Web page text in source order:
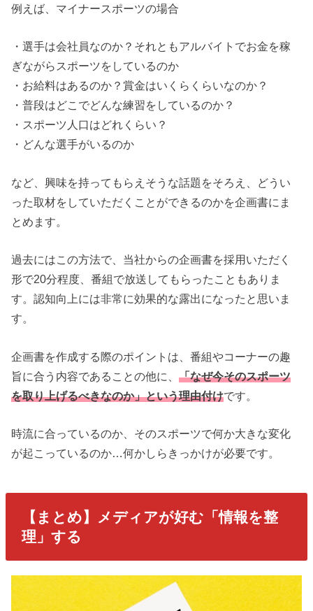
例えば、マイナースポーツの場合
・選手は会社員なのか？それともアルバイトでお金を稼
ぎながらスポーツをしているのか
・お給料はあるのか？賞金はいくらくらいなのか？
・普段はどこでどんな練習をしているのか？
・スポーツ人口はどれくらい？
・どんな選手がいるのか
など、興味を持ってもらえそうな話題をそろえ、どうい
った取材をしていただくことができるのかを企画書にま
とめます。
過去にはこの方法で、当社からの企画書を採用いただく
形で20分程度、番組で放送してもらったこともありま
す。認知向上には非常に効果的な露出になったと思いま
す。
企画書を作成する際のポイントは、番組やコーナーの趣
旨に合う内容であることの他に、「なぜ今そのスポーツ
を取り上げるべきなのか」という理由付けです。
時流に合っているのか、そのスポーツで何か大きな変化
が起こっているのか…何かしらきっかけが必要です。
【まとめ】メディアが好む「情報を整
理」する